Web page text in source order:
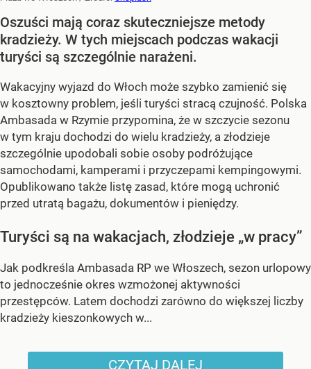
Oszuści mają coraz skuteczniejsze metody
kradzieży. W tych miejscach podczas wakacji
turyści są szczególnie narażeni.
Wakacyjny wyjazd do Włoch może szybko zamienić się
w kosztowny problem, jeśli turyści stracą czujność. Polska
Ambasada w Rzymie przypomina, że w szczycie sezonu
w tym kraju dochodzi do wielu kradzieży, a złodzieje
szczególnie upodobali sobie osoby podróżujące
samochodami, kamperami i przyczepami kempingowymi.
Opublikowano także listę zasad, które mogą uchronić
przed utratą bagażu, dokumentów i pieniędzy.
Turyści są na wakacjach, złodzieje „w pracy”
Jak podkreśla Ambasada RP we Włoszech, sezon urlopowy
to jednocześnie okres wzmożonej aktywności
przestępców. Latem dochodzi zarówno do większej liczby
kradzieży kieszonkowych w...
CZYTAJ DALEJ